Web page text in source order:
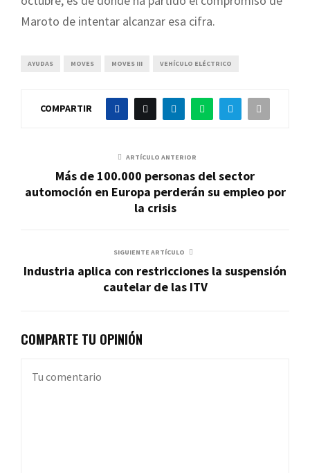
Maroto de intentar alcanzar esa cifra.
AYUDAS MOVES MOVES III VEHÍCULO ELÉCTRICO
COMPARTIR
ARTÍCULO ANTERIOR
Más de 100.000 personas del sector
automoción en Europa perderán su empleo por
la crisis
SIGUIENTE ARTÍCULO
Industria aplica con restricciones la suspensión
cautelar de las ITV
COMPARTE TU OPINIÓN